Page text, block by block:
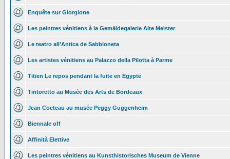
Enquête sur Giorgione
Les peintres vénitiens à la Gemäldegalerie Alte Meister
Le teatro all’Antica de Sabbioneta
Les artistes vénitiens au Palazzo della Pilotta à Parme
Titien Le repos pendant la fuite en Egypte
Tintoretto au Musée des Arts de Bordeaux
Jean Cocteau au musée Peggy Guggenheim
Biennale off
Affinità Elettive
Les peintres vénitiens au Kunsthistorisches Museum de Vienne